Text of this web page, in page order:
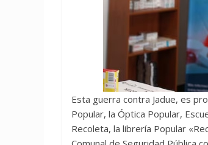
Esta guerra contra Jadue, es
Popular, la Óptica Popular,
Recoleta, la librería Popular